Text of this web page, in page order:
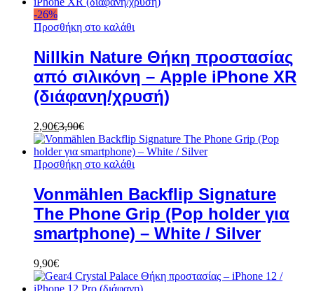
-26%
Προσθήκη στο καλάθι
Nillkin Nature Θήκη προστασίας
από σιλικόνη – Apple iPhone XR
(διάφανη/χρυσή)
2,90€3,90€
Προσθήκη στο καλάθι
Vonmählen Backflip Signature
The Phone Grip (Pop holder για
smartphone) – White / Silver
9,90€